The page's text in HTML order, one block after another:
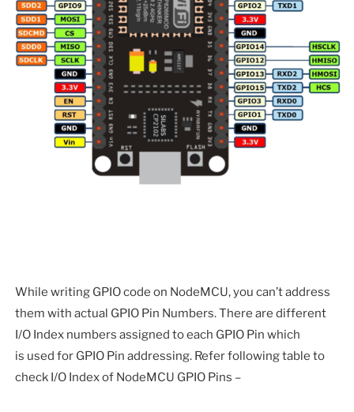
While writing GPIO code on NodeMCU, you can’t address
them with actual GPIO Pin Numbers. There are different
I/O Index numbers assigned to each GPIO Pin which
is used for GPIO Pin addressing. Refer following table to
check I/O Index of NodeMCU GPIO Pins –